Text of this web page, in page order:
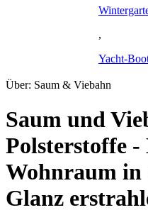
,
Yacht-
Über: Saum & Viebahn
Saum und
Polsterstoffe -
Wohnraum in
Glanz